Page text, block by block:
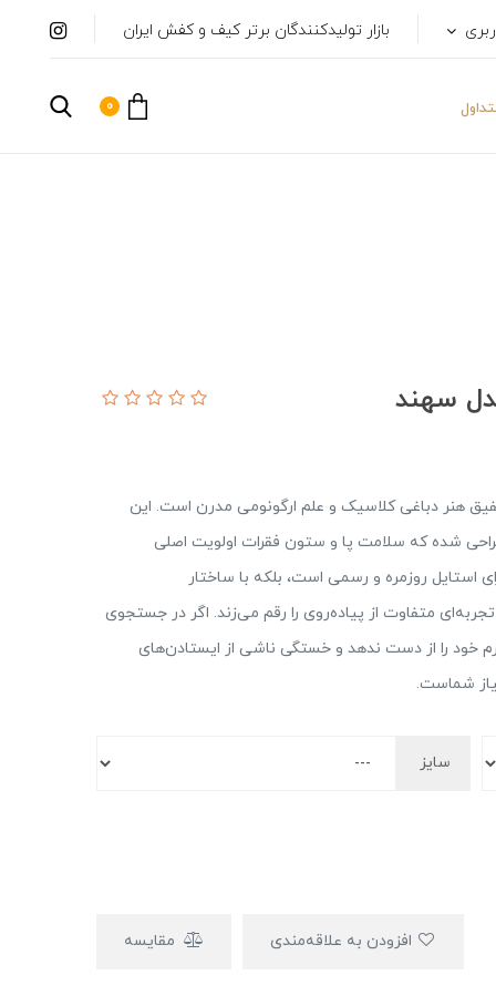
بازار تولیدکنندگان برتر کیف و کفش ایران
0
سهند
هنر دباغی کلاسیک و علم ارگونومی مدرن است. این
شده که سلامت پا و ستون فقرات اولویت اصلی
روزمره و رسمی است، بلکه با ساختار
متفاوت از پیاده‌روی را رقم می‌زند. اگر در جستجوی
را از دست ندهد و خستگی ناشی از ایستادن‌های
شماست.
سایز
مقایسه